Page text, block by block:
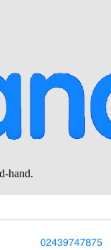
02439747875